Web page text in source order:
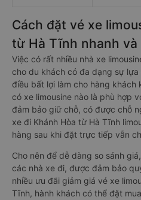
Cách đặt vé xe
từ Hà Tĩnh nhanh
Việc có rất nhiều nhà xe
cho du khách có đa dạng sự
điều bất lợi làm cho hàng khách
có xe limousine nào là phù hợp
đảm bảo giữ chỗ, có được chỗ
xe đi Khánh Hòa từ Hà Tĩnh
hàng sau khi đặt trực tiếp vẫn
Cho nên để dễ dàng so sánh
các nhà xe đi, được đảm bảo
nhiều ưu đãi giảm giá vé xe
Tĩnh, hành khách có thể đặt